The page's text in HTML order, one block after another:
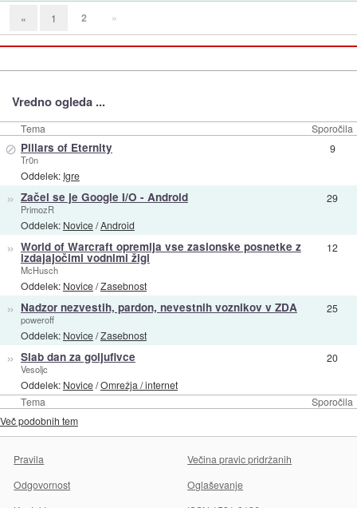
« 1 2 »
Vredno ogleda ...
Tema Sporočila
Tema Sporočila
⊘ Pillars of Eternity
Tr0n
Oddelek: Igre
9
» Začel se je Google I/O - Android
PrimozR
Oddelek: Novice/Android
29
» World of Warcraft opremlja vse zaslonske posnetke z
izdajajočimi vodnimi žigi
McHusch
Oddelek: Novice/Zasebnost
12
» Nadzor nezvestih, pardon, nevestnih voznikov v ZDA
poweroff
Oddelek: Novice/Zasebnost
25
» Slab dan za goljufivce
Vesoljc
Oddelek: Novice/Omrežja / internet
20
Več podobnih tem
Pravila
Večina pravic pridržanih
Odgovornost
Oglaševanje